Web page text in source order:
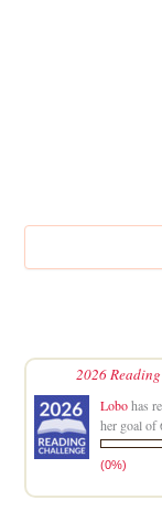
2026
Lobohas
her goal of
(0%)